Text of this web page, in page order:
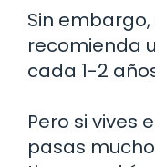
Sin
recomienda
cada 1-2
Pero si vives
pasas